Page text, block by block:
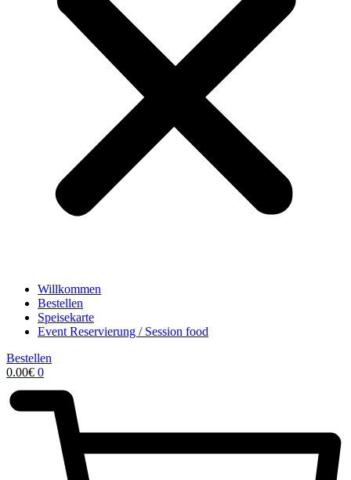
Willkommen
Bestellen
Speisekarte
Event Reservierung / Session food
Bestellen
0.00€ 0